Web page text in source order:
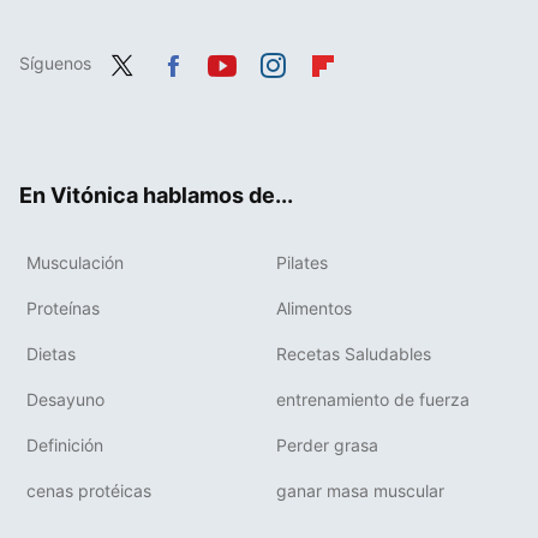
Síguenos
En Vitónica hablamos de...
Musculación Pilates
Proteínas Alimentos
Dietas Recetas Saludables
Desayuno entrenamiento de fuerza
Definición Perder grasa
cenas protéicas ganar masa muscular